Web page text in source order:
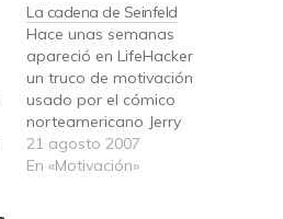
La cadena de Seinfeld
Hace unas semanas
apareció en LifeHacker
un truco de motivación
usado por el cómico
norteamericano Jerry
Seinfeld, que por lo que
se lee ha tenido gran
21 agosto 2007
En «Motivación»